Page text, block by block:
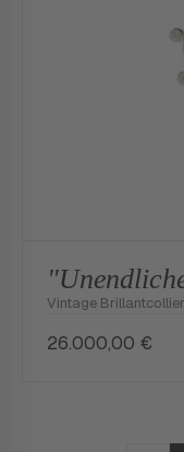
Vintage
26.000,00 €